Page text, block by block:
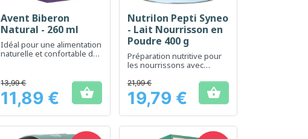
Aperçu rapide
Avent Biberon
Natural - 260 ml
Idéal pour une alimentation
naturelle et confortable du
Prix
13,99 €
11,89 € 
Aperçu rapide
Nutrilon Pepti Syneo
- Lait Nourrisson en
Poudre 400 g
Préparation nutritive pour
les nourrissons avec
spécifiques
Prix
21,99 €
19,79 € 